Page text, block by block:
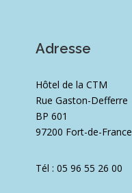
Adresse
Hôtel de la CTM
Rue Gaston-Defferre
BP 601
97200 Fort-de-France
Tél : 05 96 55 26 00